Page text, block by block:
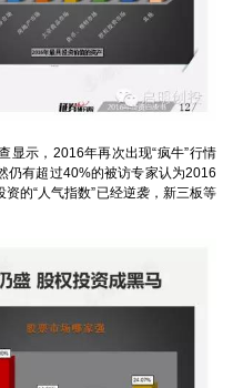
显示，2016年再次出现“疯牛”行情
仍有超过40%的被访专家认为2016
的“人气指数”已经逆袭，新三板等